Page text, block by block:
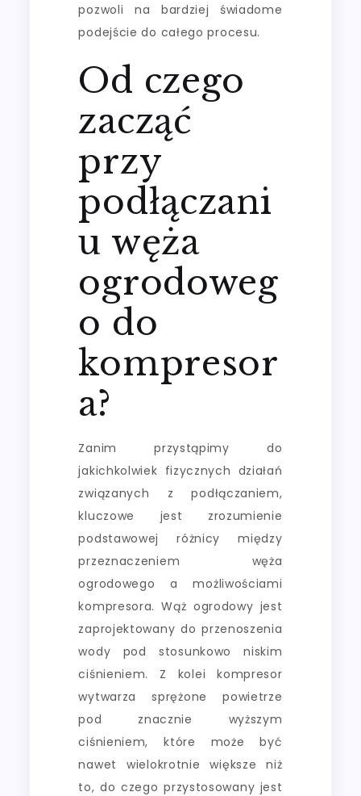
pozwoli na bardziej świadome
podejście do całego procesu.
Od czego
zacząć
przy
podłączani
u węża
ogrodoweg
o do
kompresor
a?
Zanim przystąpimy do
jakichkolwiek fizycznych działań
związanych z podłączaniem,
kluczowe jest zrozumienie
podstawowej różnicy między
przeznaczeniem węża
ogrodowego a możliwościami
kompresora. Wąż ogrodowy jest
zaprojektowany do przenoszenia
wody pod stosunkowo niskim
ciśnieniem. Z kolei kompresor
wytwarza sprężone powietrze
pod znacznie wyższym
ciśnieniem, które może być
nawet wielokrotnie większe niż
to, do czego przystosowany jest